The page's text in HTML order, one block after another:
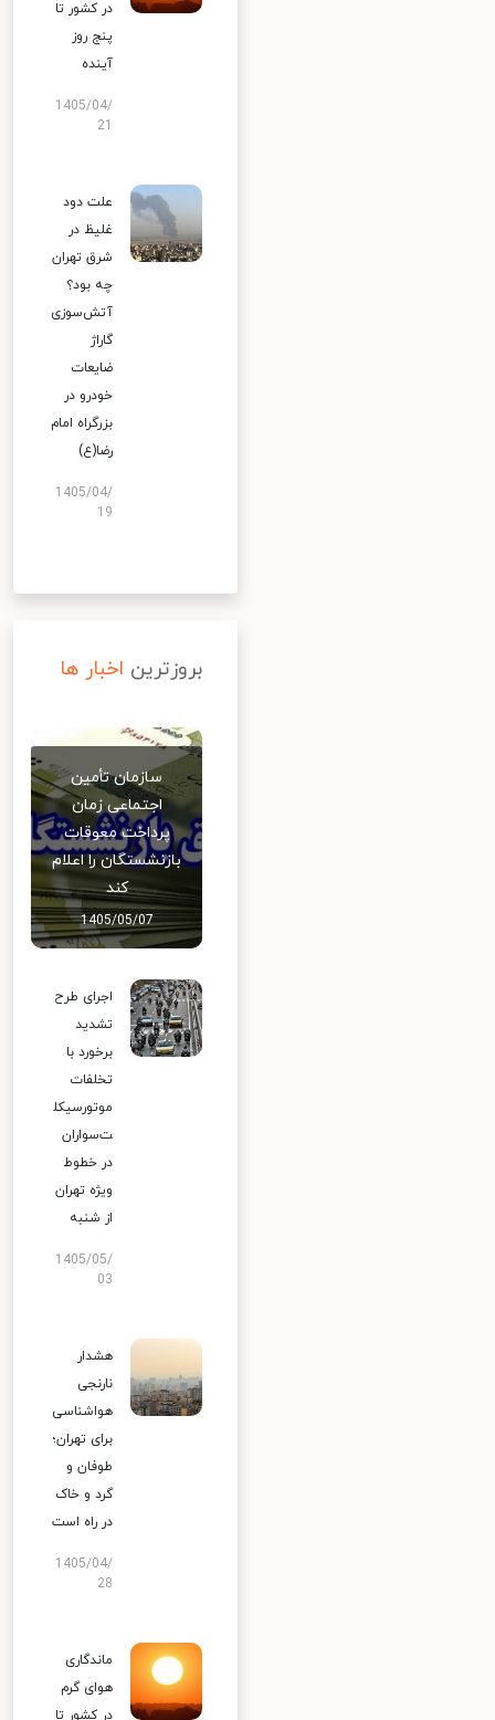
در کشور تا
پنج روز
آینده
1405/04/
علت دود
غلیظ در
شرق تهران
چه بود؟
آتش‌سوزی
گاراژ
ضایعات
خودرو در
بزرگراه امام
رضا(ع)
1405/04/
19
بروزترین اخبار ها
سازمان تأمین
اجتماعی زمان
پرداخت معوقات
بازنشستگان را اعلام
کند
1405/05/07
اجرای طرح
تشدید
برخورد با
تخلفات
موتورسیکل
ت‌سواران
در خطوط
ویژه تهران
از شنبه
1405/05/
03
هشدار
نارنجی
هواشناسی
برای تهران؛
طوفان و
گرد و خاک
در راه است
1405/04/
28
ماندگاری
هوای گرم
در کشور تا